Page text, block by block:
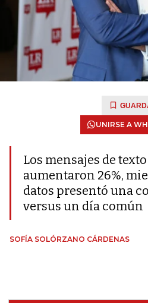
UNIRSE A
Los mensajes de
aumentaron 26%,
datos presentó una
versus un día común
SOFÍA SOLÓRZANO CÁRDENAS